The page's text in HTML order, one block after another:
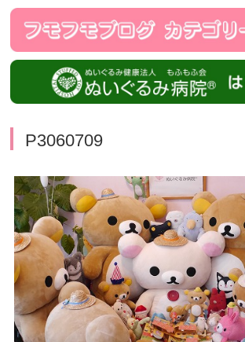
P3060709